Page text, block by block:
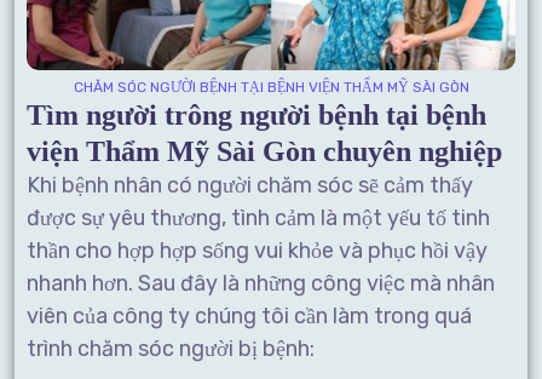
CHĂM SÓC NGƯỜI BỆNH TẠI BỆNH VIỆN THẨM MỸ SÀI GÒN
Tìm người trông người bệnh tại bệnh
viện Thẩm Mỹ Sài Gòn chuyên nghiệp
Khi bệnh nhân có người chăm sóc sẽ cảm thấy
được sự yêu thương, tình cảm là một yếu tố tinh
thần cho hợp hợp sống vui khỏe và phục hồi vậy
nhanh hơn. Sau đây là những công việc mà nhân
viên của công ty chúng tôi cần làm trong quá
trình chăm sóc người bị bệnh: